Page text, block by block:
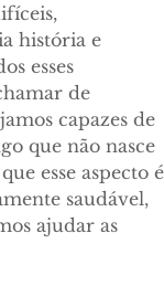
história e
esses
de
capazes de
que não nasce
esse aspecto é
saudável,
ajudar as